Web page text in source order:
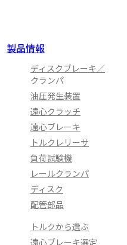
製品情報
ディスクブレーキ／
クランパ
油圧発生装置
遠心クラッチ
遠心ブレーキ
トルクレリーサ
負荷試験機
レールクランパ
ディスク
配管部品
トルクから選ぶ
遠心ブレーキ選定